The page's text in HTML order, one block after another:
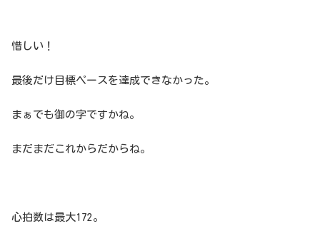
惜しい！
最後だけ目標ペースを達成できなかった。
まぁでも御の字ですかね。
まだまだこれからだからね。
心拍数は最大172。